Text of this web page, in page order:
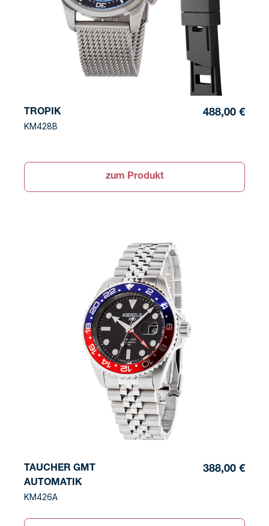
TROPIK
KM428B
488,00 €
zum Produkt
TAUCHER GMT
AUTOMATIK
KM426A
388,00 €